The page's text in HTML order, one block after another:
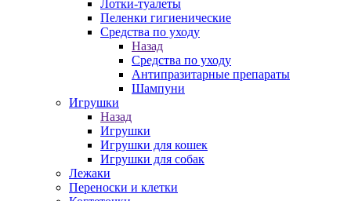
Лотки-туалеты
Пеленки гигиенические
Средства по уходу
Назад
Средства по уходу
Антипразитарные препараты
Шампуни
Игрушки
Назад
Игрушки
Игрушки для кошек
Игрушки для собак
Лежаки
Переноски и клетки